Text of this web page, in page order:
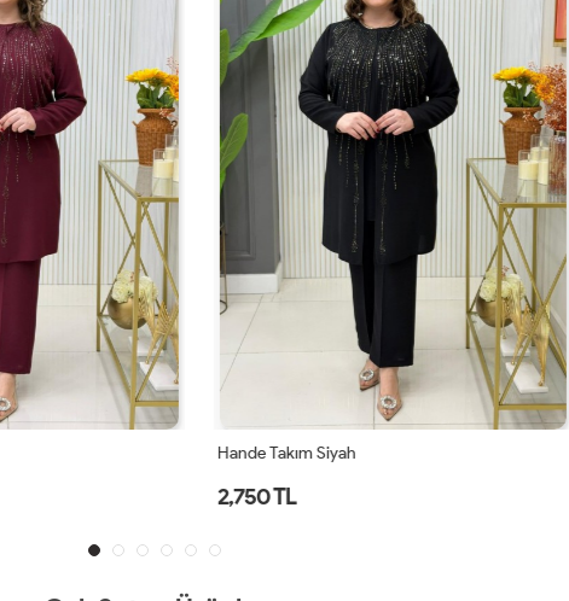
Hande Takım Siyah
2,750 TL